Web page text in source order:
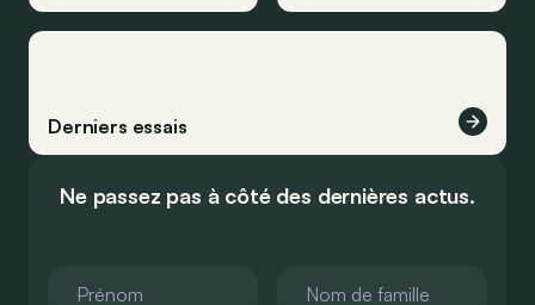
Derniers essais
Ne passez pas à côté des dernières actus.